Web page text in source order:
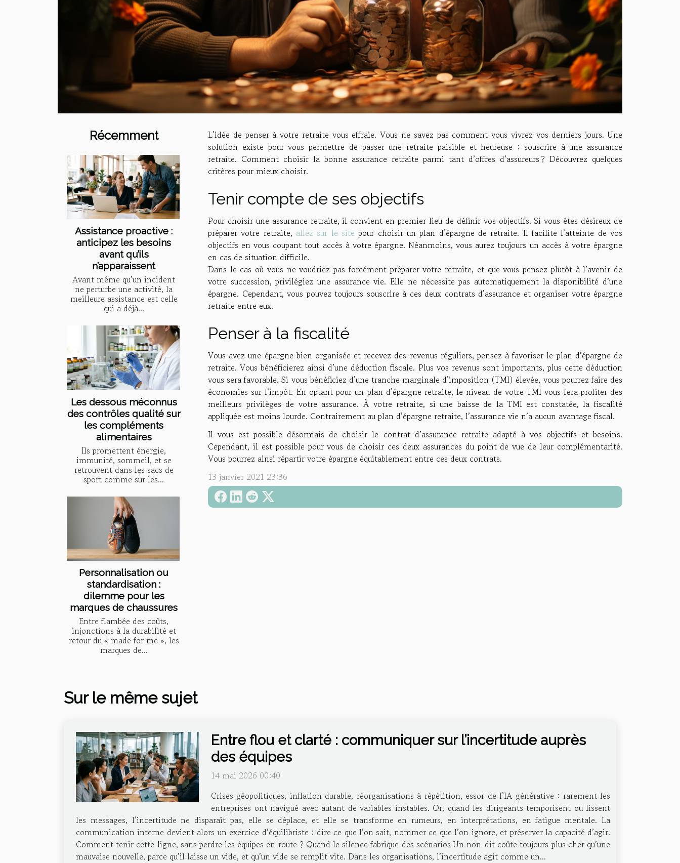
Récemment
Assistance proactive :
anticipez les besoins
avant qu’ils
n’apparaissent
Avant même qu’un incident
ne perturbe une activité, la
meilleure assistance est celle
qui a déjà...
Les dessous méconnus
des contrôles qualité sur
les compléments
alimentaires
Ils promettent énergie,
immunité, sommeil, et se
retrouvent dans les sacs de
sport comme sur les...
Personnalisation ou
standardisation :
dilemme pour les
marques de chaussures
Entre flambée des coûts,
injonctions à la durabilité et
retour du « made for me », les
marques de...
L’idée de penser à votre retraite vous effraie. Vous ne savez pas comment vous vivrez vos derniers jours. Une
solution existe pour vous permettre de passer une retraite paisible et heureuse : souscrire à une assurance
retraite. Comment choisir la bonne assurance retraite parmi tant d’offres d’assureurs ? Découvrez quelques
critères pour mieux choisir.
Tenir compte de ses objectifs
Pour choisir une assurance retraite, il convient en premier lieu de définir vos objectifs. Si vous êtes désireux de
préparer votre retraite, allez sur le site pour choisir un plan d’épargne de retraite. Il facilite l’atteinte de vos
objectifs en vous coupant tout accès à votre épargne. Néanmoins, vous aurez toujours un accès à votre épargne
en cas de situation difficile.
Dans le cas où vous ne voudriez pas forcément préparer votre retraite, et que vous pensez plutôt à l’avenir de
votre succession, privilégiez une assurance vie. Elle ne nécessite pas automatiquement la disponibilité d’une
épargne. Cependant, vous pouvez toujours souscrire à ces deux contrats d’assurance et organiser votre épargne
retraite entre eux.
Penser à la fiscalité
Vous avez une épargne bien organisée et recevez des revenus réguliers, pensez à favoriser le plan d’épargne de
retraite. Vous bénéficierez ainsi d’une déduction fiscale. Plus vos revenus sont importants, plus cette déduction
vous sera favorable. Si vous bénéficiez d’une tranche marginale d’imposition (TMI) élevée, vous pourrez faire des
économies sur l’impôt. En optant pour un plan d’épargne retraite, le niveau de votre TMI vous fera profiter des
meilleurs privilèges de votre assurance. À votre retraite, si une baisse de la TMI est constatée, la fiscalité
appliquée est moins lourde. Contrairement au plan d’épargne retraite, l’assurance vie n’a aucun avantage fiscal.
Il vous est possible désormais de choisir le contrat d’assurance retraite adapté à vos objectifs et besoins.
Cependant, il est possible pour vous de choisir ces deux assurances du point de vue de leur complémentarité.
Vous pourrez ainsi répartir votre épargne équitablement entre ces deux contrats.
13 janvier 2021 23:36
Sur le même sujet
Entre flou et clarté : communiquer sur l’incertitude auprès
des équipes
14 mai 2026 00:40
Crises géopolitiques, inflation durable, réorganisations à répétition, essor de l’IA générative : rarement les
entreprises ont navigué avec autant de variables instables. Or, quand les dirigeants temporisent ou lissent
les messages, l’incertitude ne disparaît pas, elle se déplace, et elle se transforme en rumeurs, en interprétations, en fatigue mentale. La
communication interne devient alors un exercice d’équilibriste : dire ce que l’on sait, nommer ce que l’on ignore, et préserver la capacité d’agir.
Comment tenir cette ligne, sans perdre les équipes en route ? Quand le silence fabrique des scénarios Un non-dit coûte toujours plus cher qu’une
mauvaise nouvelle, parce qu’il laisse un vide, et qu’un vide se remplit vite. Dans les organisations, l’incertitude agit comme un...